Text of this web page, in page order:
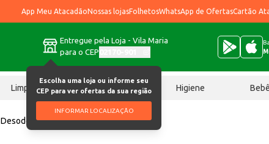
App Meu AtacadãoNossas lojasFolhetosWhatsApp de OfertasCartão
Entregue pela Loja - Vila Maria
para o CEP
Escolha uma loja ou informe seu
CEP para ver ofertas da sua região
INFORMAR LOCALIZAÇÃO
Limpeza Chocolates Higiene
Desodorante Aerossol Barla 150ml